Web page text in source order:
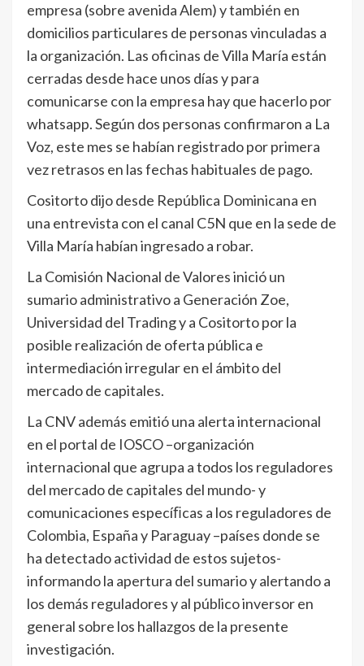
empresa (sobre avenida Alem) y también en
domicilios particulares de personas vinculadas a
la organización. Las oficinas de Villa María están
cerradas desde hace unos días y para
comunicarse con la empresa hay que hacerlo por
whatsapp. Según dos personas confirmaron a La
Voz, este mes se habían registrado por primera
vez retrasos en las fechas habituales de pago.
Cositorto dijo desde República Dominicana en
una entrevista con el canal C5N que en la sede de
Villa María habían ingresado a robar.​
La Comisión Nacional de Valores inició un
sumario administrativo a Generación Zoe,
Universidad del Trading y a Cositorto por la
posible realización de oferta pública e
intermediación irregular en el ámbito del
mercado de capitales.
La CNV además emitió una alerta internacional
en el portal de IOSCO –organización
internacional que agrupa a todos los reguladores
del mercado de capitales del mundo- y
comunicaciones especíﬁcas a los reguladores de
Colombia, España y Paraguay –países donde se
ha detectado actividad de estos sujetos-
informando la apertura del sumario y alertando a
los demás reguladores y al público inversor en
general sobre los hallazgos de la presente
investigación.